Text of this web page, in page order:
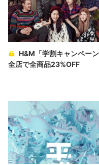
H&M「学割キャンペーン
全店で全商品23%OFF